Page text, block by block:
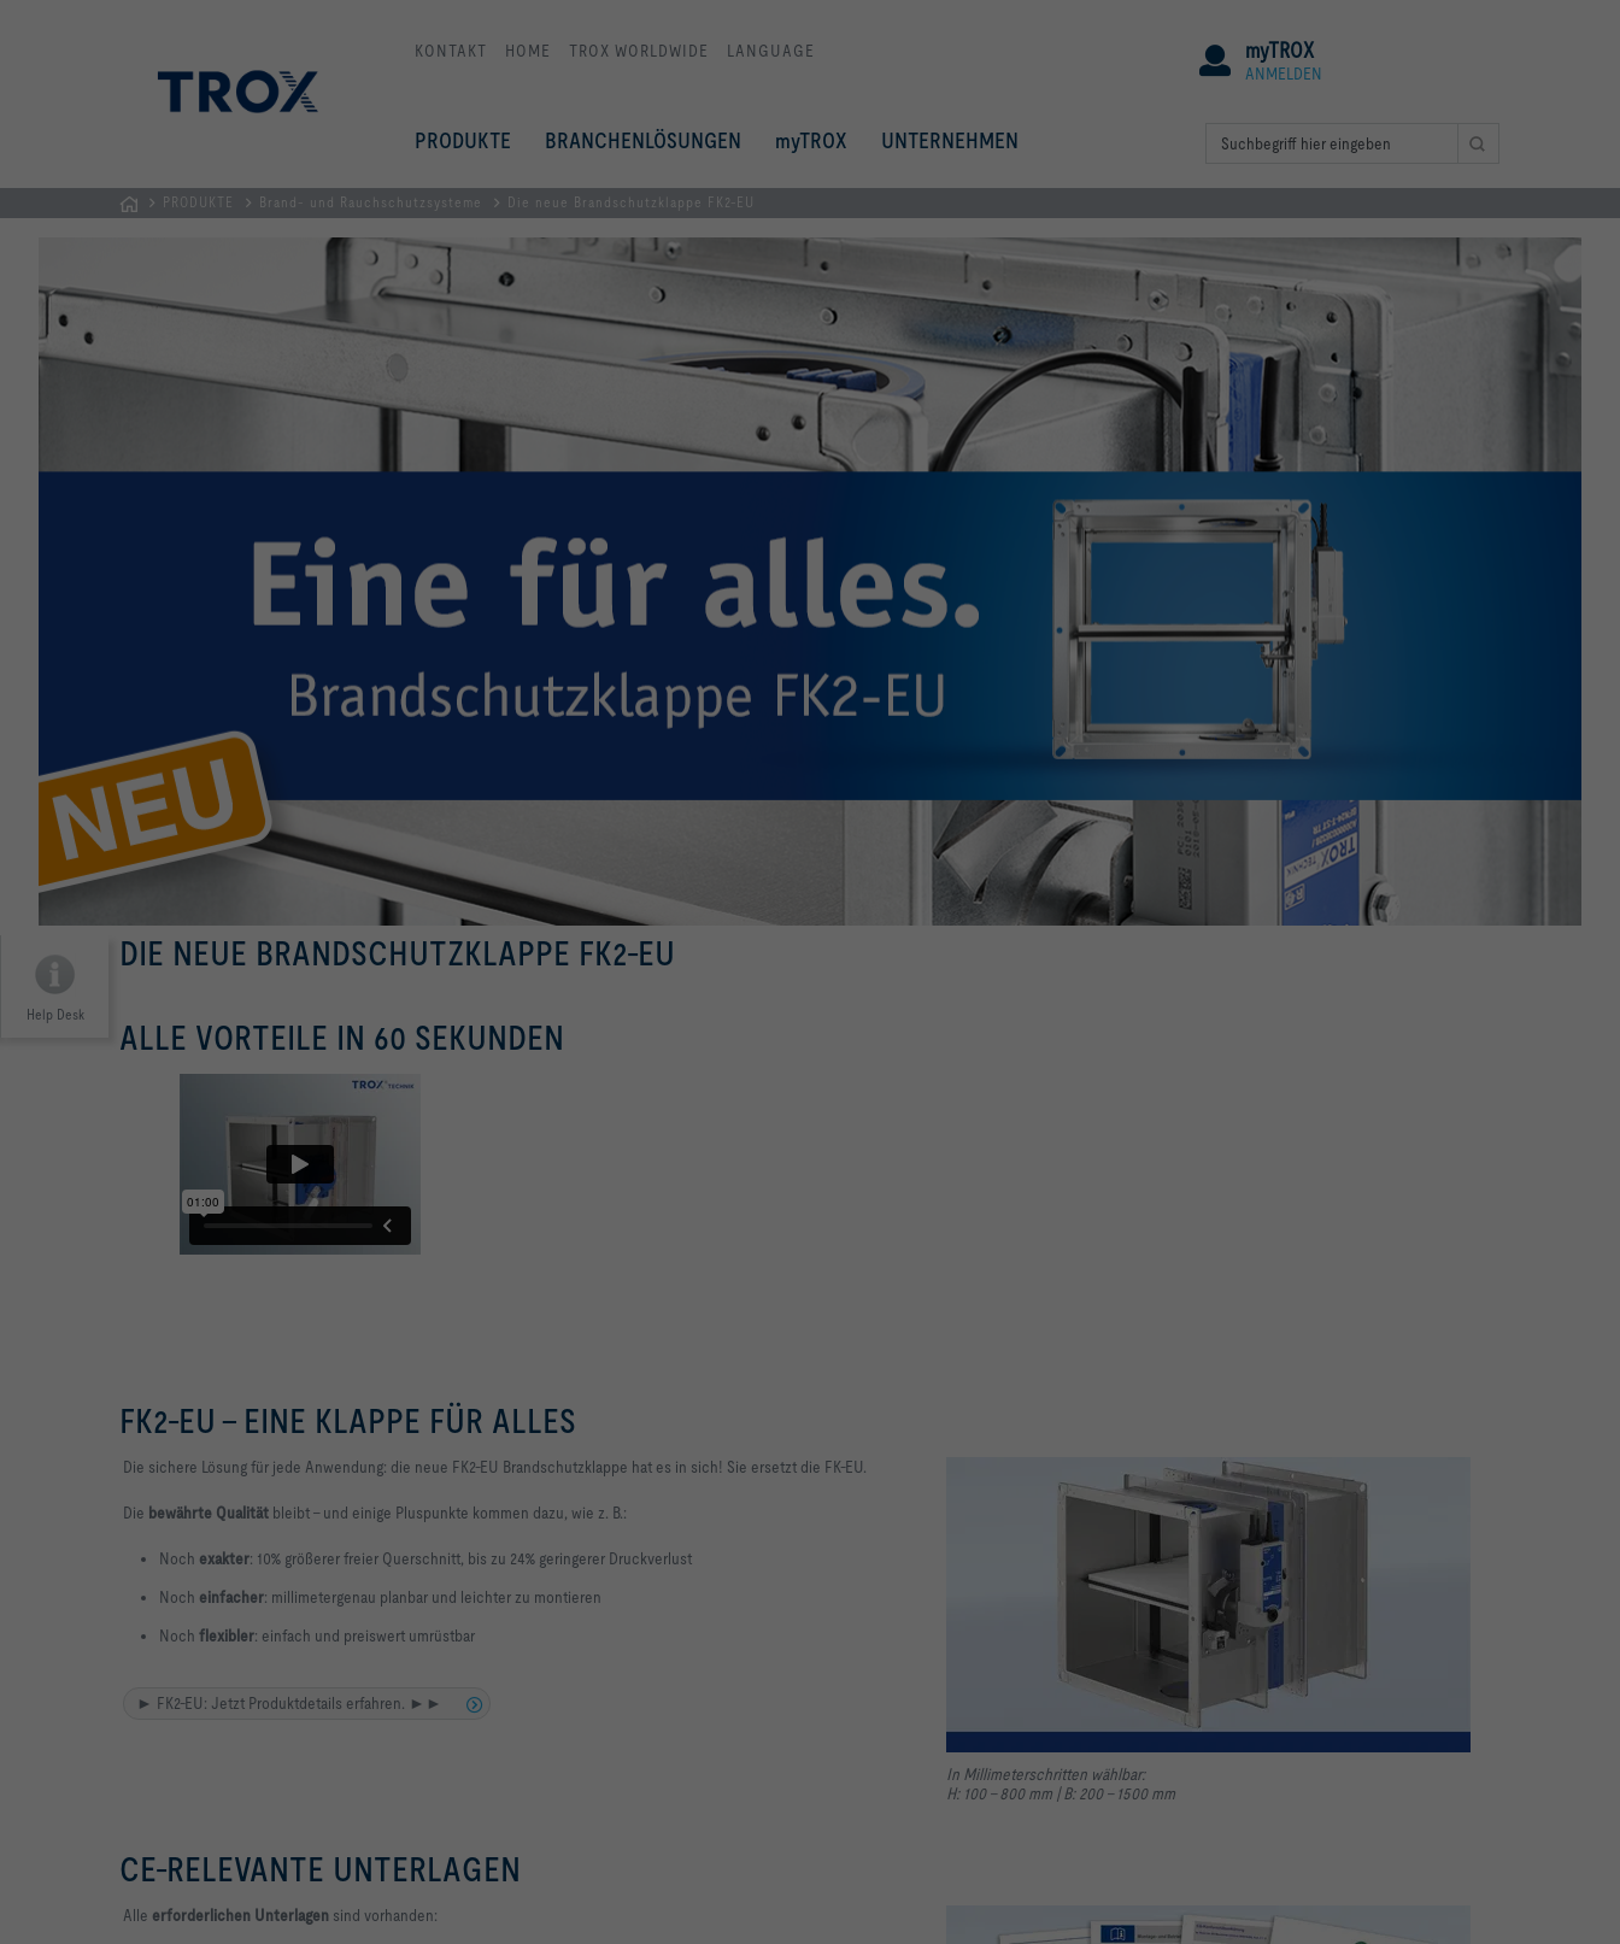
KONTAKT HOME TROX WORLDWIDE LANGUAGE myTROX
ANMELDEN
PRODUKTE BRANCHENLÖSUNGEN myTROX UNTERNEHMEN
PRODUKTE Brand- und Rauchschutzsysteme Die neue Brandschutzklappe FK2-EU
Help Desk
DIE NEUE BRANDSCHUTZKLAPPE FK2-EU
ALLE VORTEILE IN 60 SEKUNDEN
FK2-EU – EINE KLAPPE FÜR ALLES
Die sichere Lösung für jede Anwendung: die neue FK2-EU Brandschutzklappe hat es in sich! Sie ersetzt die FK-EU.
Die bewährte Qualität bleibt – und einige Pluspunkte kommen dazu, wie z. B.:
Noch exakter: 10% größerer freier Querschnitt, bis zu 24% geringerer Druckverlust
Noch einfacher: millimetergenau planbar und leichter zu montieren
Noch flexibler: einfach und preiswert umrüstbar
► FK2-EU: Jetzt Produktdetails erfahren. ►►
In Millimeterschritten wählbar:
H: 100 – 800 mm |B: 200 – 1500 mm
CE-RELEVANTE UNTERLAGEN
Alle erforderlichen Unterlagen sind vorhanden: